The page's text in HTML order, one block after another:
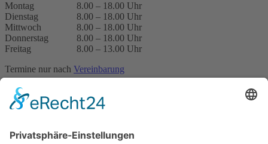
Montag
8.00 – 18.00 Uhr
Dienstag
8.00 – 18.00 Uhr
Mittwoch
8.00 – 18.00 Uhr
Donnerstag
8.00 – 18.00 Uhr
Freitag
8.00 – 13.00 Uhr
Termine nur nach Vereinbarung
Impressum